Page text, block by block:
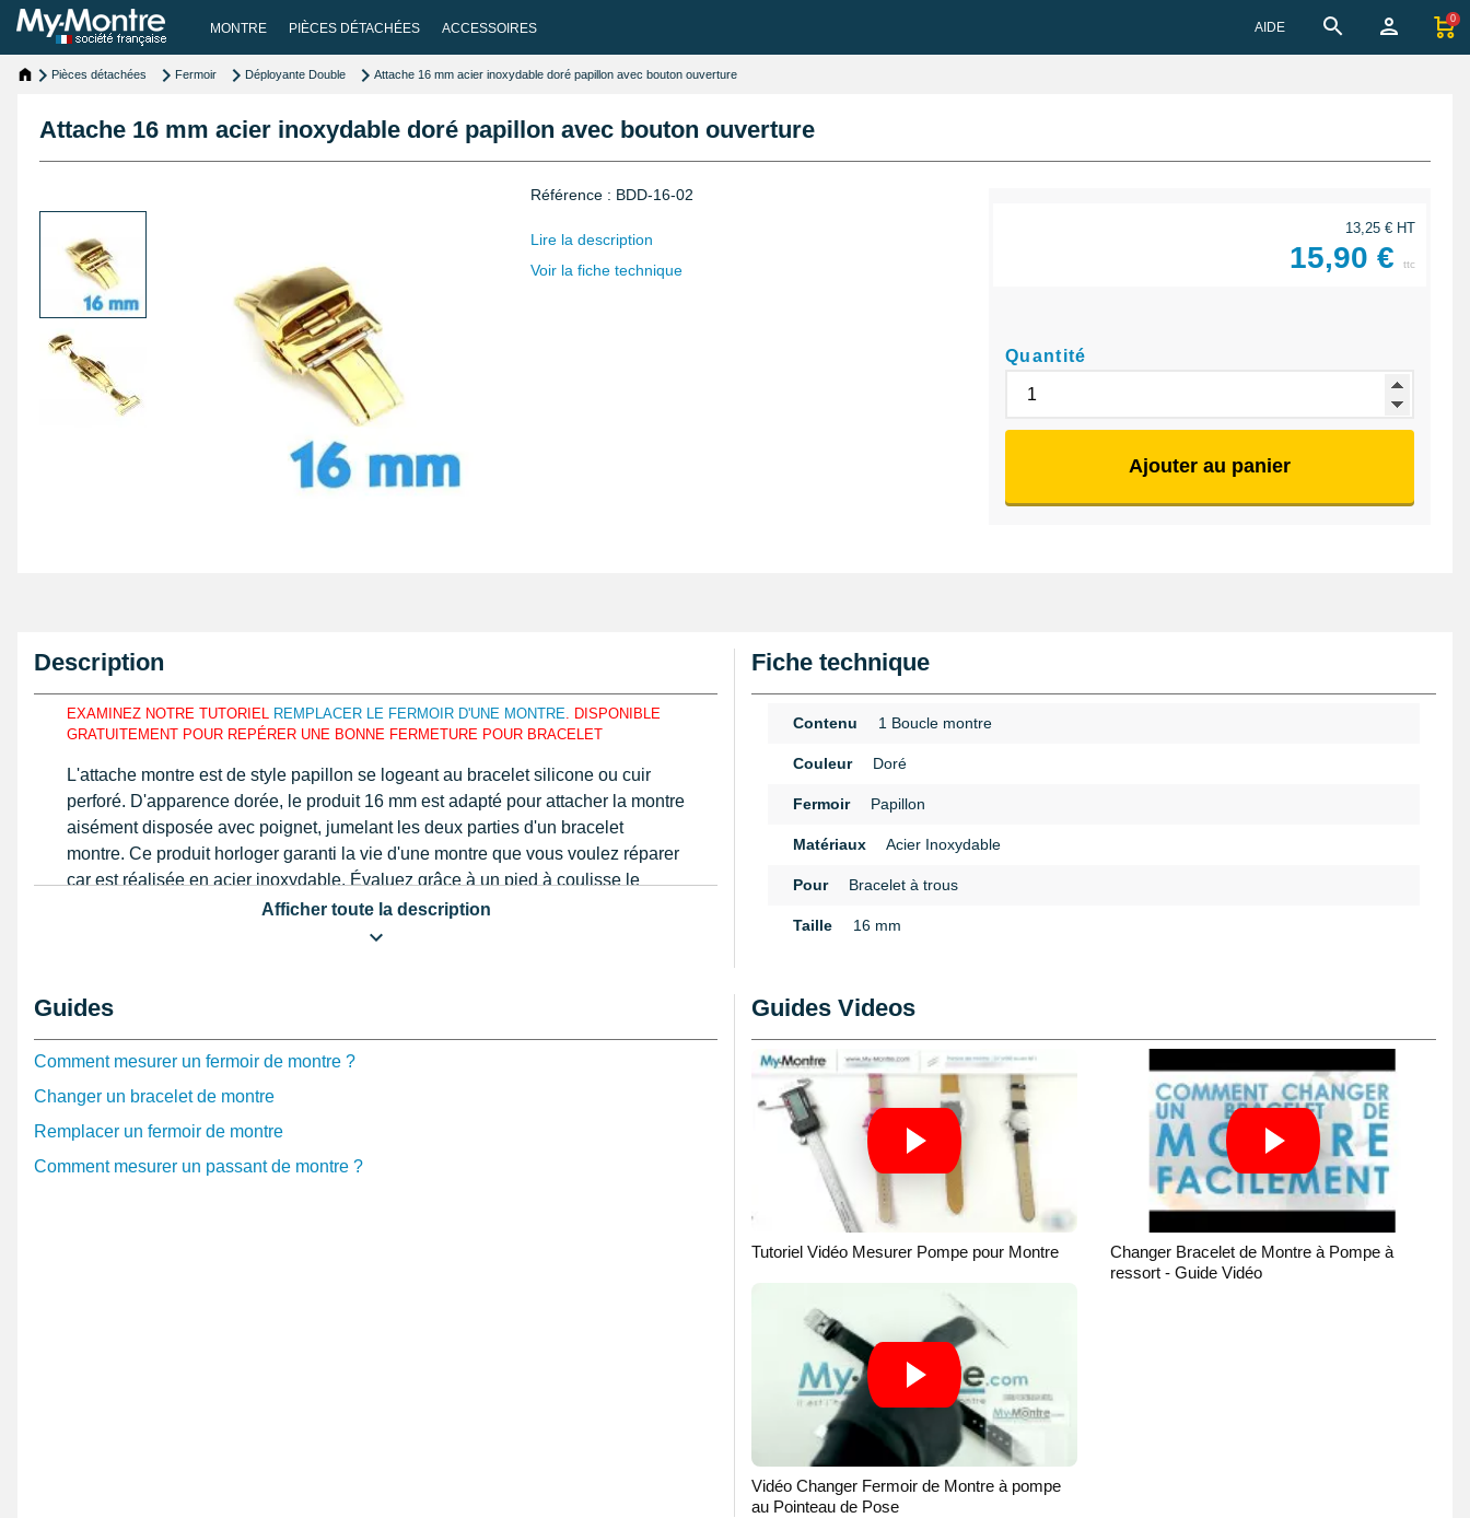
MONTRE PIÈCES DÉTACHÉES ACCESSOIRES AIDE
0
Pièces détachées Fermoir Déployante Double Attache 16 mm acier inoxydable doré papillon avec bouton ouverture
Attache 16 mm acier inoxydable doré papillon avec bouton ouverture
Référence : BDD-16-02
Lire la description
Voir la fiche technique
13,25 € HT
15,90 € ttc
Quantité
Ajouter au panier
Description
EXAMINEZ NOTRE TUTORIEL REMPLACER LE FERMOIR D'UNE MONTRE. DISPONIBLE
GRATUITEMENT POUR REPÉRER UNE BONNE FERMETURE POUR BRACELET
L'attache montre est de style papillon se logeant au bracelet silicone ou cuir
perforé. D'apparence dorée, le produit 16 mm est adapté pour attacher la montre
aisément disposée avec poignet, jumelant les deux parties d'un bracelet
montre. Ce produit horloger garanti la vie d'une montre que vous voulez réparer
car est réalisée en acier inoxydable. Évaluez grâce à un pied à coulisse le
format à hauteur des bouts du bracelet.
Attache 16 mm acier inoxydable doré papillon avec bouton ouverture en
Pouvant bloquer 2 bouts d'un bracelet montre ensemble, cet article de
essentiellement avec un bracelet silicone ou cuir à trou par exemple. Le
boucle "Attache 16 mm acier inoxydable doré papillon avec bouton ouverture"
dans le but de faire concorder avec la mesure prise.
Afficher toute la description
Fiche technique
Contenu 1 Boucle montre
Couleur Doré
Fermoir Papillon
Matériaux Acier Inoxydable
Pour Bracelet à trous
Taille 16 mm
Guides
Comment mesurer un fermoir de montre ?
Changer un bracelet de montre
Remplacer un fermoir de montre
Comment mesurer un passant de montre ?
Guides Videos
Tutoriel Vidéo Mesurer Pompe pour Montre
Changer Bracelet de Montre à Pompe à
ressort - Guide Vidéo
Vidéo Changer Fermoir de Montre à pompe
au Pointeau de Pose